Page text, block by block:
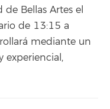
de Bellas Artes el
de 13:15 a
mediante un
experiencial,